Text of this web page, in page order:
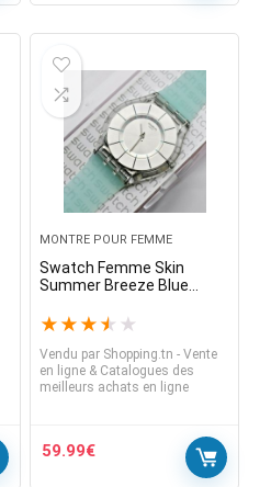
MONTRE POUR FEMME
Swatch Femme Skin
Summer Breeze Blue
Quartz Watch SFK397
★ ★ ★ ★ ★
Vendu parShopping.tn - Vente
en ligne & Catalogues des
meilleurs achats en ligne
59.99€